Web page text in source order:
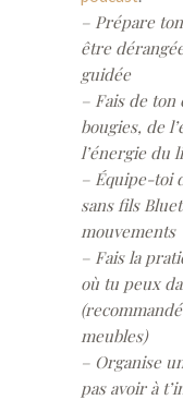
– Prépare
être
guidée
– Fais de ton
bougies, de
l’énergie du
– Équipe-toi
sans fils
mouvements
– Fais la
où tu peux
meubles)
– Organise
pas avoir à